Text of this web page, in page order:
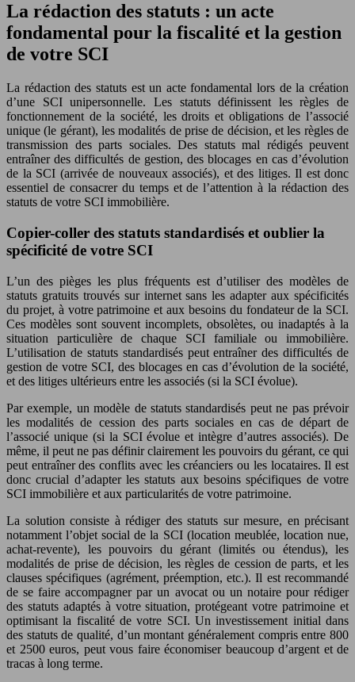
La rédaction des statuts : un acte
fondamental pour la fiscalité et la gestion
de votre SCI
La rédaction des statuts est un acte fondamental lors de la création
d’une SCI unipersonnelle. Les statuts définissent les règles de
fonctionnement de la société, les droits et obligations de l’associé
unique (le gérant), les modalités de prise de décision, et les règles de
transmission des parts sociales. Des statuts mal rédigés peuvent
entraîner des difficultés de gestion, des blocages en cas d’évolution
de la SCI (arrivée de nouveaux associés), et des litiges. Il est donc
essentiel de consacrer du temps et de l’attention à la rédaction des
statuts de votre SCI immobilière.
Copier-coller des statuts standardisés et oublier la
spécificité de votre SCI
L’un des pièges les plus fréquents est d’utiliser des modèles de
statuts gratuits trouvés sur internet sans les adapter aux spécificités
du projet, à votre patrimoine et aux besoins du fondateur de la SCI.
Ces modèles sont souvent incomplets, obsolètes, ou inadaptés à la
situation particulière de chaque SCI familiale ou immobilière.
L’utilisation de statuts standardisés peut entraîner des difficultés de
gestion de votre SCI, des blocages en cas d’évolution de la société,
et des litiges ultérieurs entre les associés (si la SCI évolue).
Par exemple, un modèle de statuts standardisés peut ne pas prévoir
les modalités de cession des parts sociales en cas de départ de
l’associé unique (si la SCI évolue et intègre d’autres associés). De
même, il peut ne pas définir clairement les pouvoirs du gérant, ce qui
peut entraîner des conflits avec les créanciers ou les locataires. Il est
donc crucial d’adapter les statuts aux besoins spécifiques de votre
SCI immobilière et aux particularités de votre patrimoine.
La solution consiste à rédiger des statuts sur mesure, en précisant
notamment l’objet social de la SCI (location meublée, location nue,
achat-revente), les pouvoirs du gérant (limités ou étendus), les
modalités de prise de décision, les règles de cession de parts, et les
clauses spécifiques (agrément, préemption, etc.). Il est recommandé
de se faire accompagner par un avocat ou un notaire pour rédiger
des statuts adaptés à votre situation, protégeant votre patrimoine et
optimisant la fiscalité de votre SCI. Un investissement initial dans
des statuts de qualité, d’un montant généralement compris entre 800
et 2500 euros, peut vous faire économiser beaucoup d’argent et de
tracas à long terme.